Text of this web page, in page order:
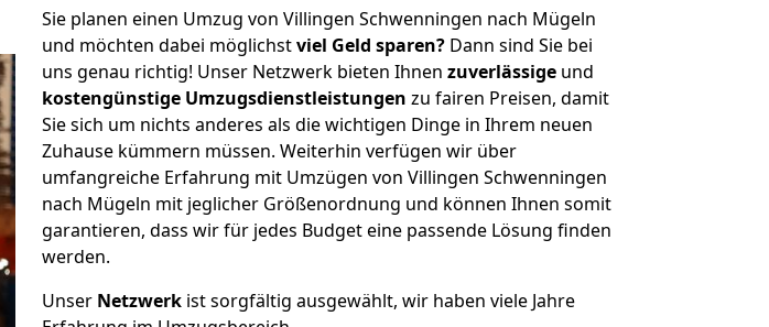
Sie planen einen Umzug von Villingen Schwenningen nach Mügeln
und möchten dabei möglichstviel Geld sparen? Dann sind Sie bei
uns genau richtig! Unser Netzwerk bieten Ihnen zuverlässige und
kostengünstige Umzugsdienstleistungen zu fairen Preisen, damit
Sie sich um nichts anderes als die wichtigen Dinge in Ihrem neuen
Zuhause kümmern müssen. Weiterhin verfügen wir über
umfangreiche Erfahrung mit Umzügen von Villingen Schwenningen
nach Mügeln mit jeglicher Größenordnung und können Ihnen somit
garantieren, dass wir für jedes Budget eine passende Lösung finden
werden.
Unser Netzwerk ist sorgfältig ausgewählt, wir haben viele Jahre